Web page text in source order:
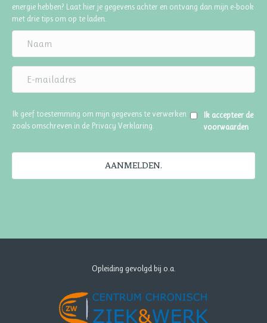
energie hebben? Laat hier je gegevens achter en ontvang dan mijn e-book
met drie tips om op te laden.
Ik geef toestemming om mijn gegevens te verwerken
zoals omschreven in de Privacy Verklaring
Ik accepteer de
voorwaarden
AANMELDEN.
Opleiding gevolgd bij o.a.